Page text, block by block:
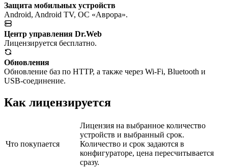
Защита мобильных устройств
Android, Android TV, ОС «Аврора».
Центр управления Dr.Web
Лицензируется бесплатно.
Обновления
Обновление баз по HTTP, а также через Wi-Fi, Bluetooth и
USB-соединение.
Как лицензируется
Что покупается
Лицензия на выбранное количество
устройств и выбранный срок.
Количество и срок задаются в
конфигураторе, цена пересчитывается
сразу.